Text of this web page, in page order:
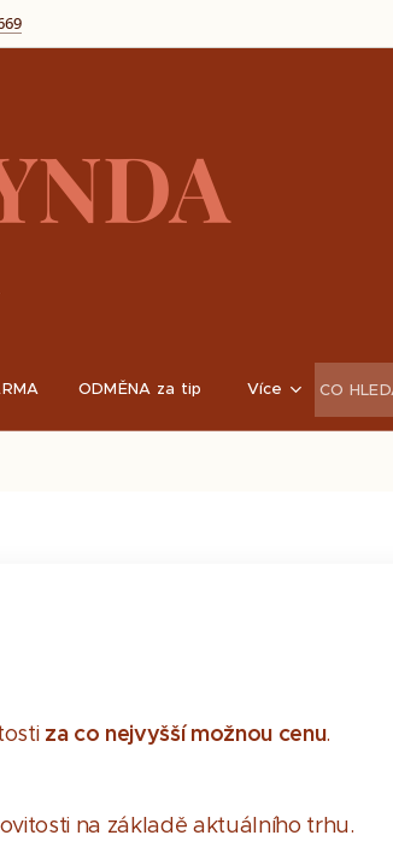
ODMĚNA za tip Více
za co nejvyšší možnou cenu.
na základě aktuálního trhu.